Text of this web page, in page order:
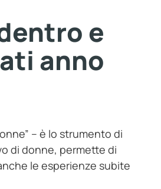
e
anno
– è lo strumento di
di donne, permette di
le esperienze subite